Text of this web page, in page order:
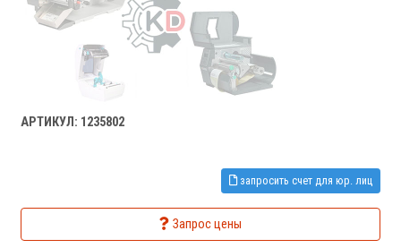
АРТИКУЛ: 1235802
запросить счет для юр. лиц
Запрос цены